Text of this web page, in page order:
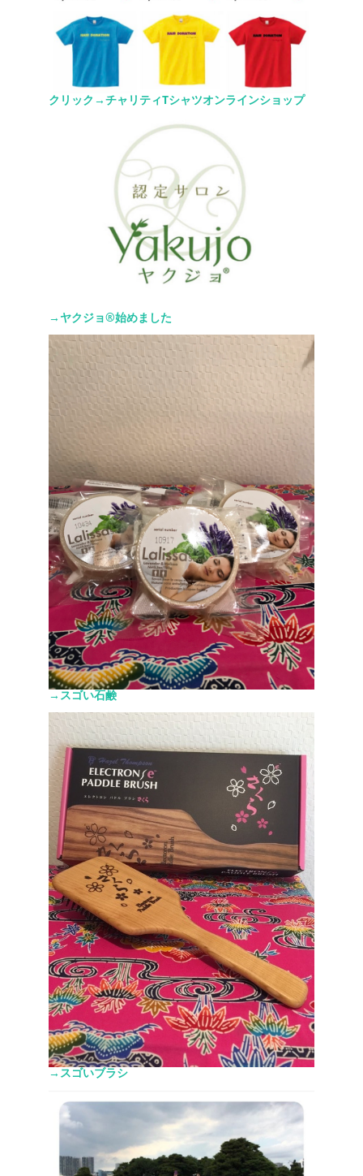
クリック→チャリティTシャツオンラインショップ
→ヤクジョ®︎始めました
→スゴい石鹸
→スゴいブラシ